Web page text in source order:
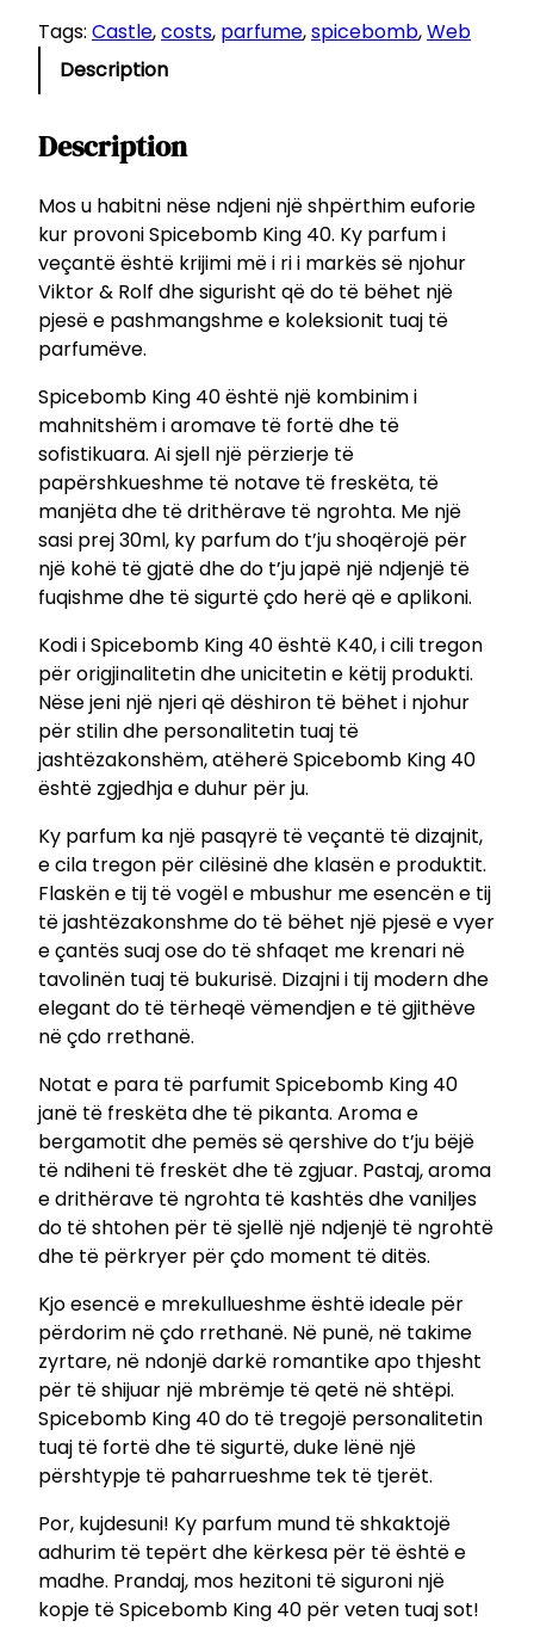
s
:
4
L
.
1
2
L
i
c
o
b
K
i
n
g
4
0
–
N
j
ë
p
a
r
f
m
p
ë
r
t
'
u
m
b
a
j
t
u
r
e
n
d
q
u
a
n
i
t
y
Tags: Castle, costs, parfume, spicebomb, Web
Description
Description
Mos u habitni nëse ndjeni një shpërthim euforie
kur provoni Spicebomb King 40. Ky parfum i
veçantë është krijimi më i ri i markës së njohur
Viktor & Rolf dhe sigurisht që do të bëhet një
pjesë e pashmangshme e koleksionit tuaj të
parfumëve.
Spicebomb King 40 është një kombinim i
mahnitshëm i aromave të fortë dhe të
sofistikuara. Ai sjell një përzierje të
papërshkueshme të notave të freskëta, të
manjëta dhe të drithërave të ngrohta. Me një
sasi prej 30ml, ky parfum do t’ju shoqërojë për
një kohë të gjatë dhe do t’ju japë një ndjenjë të
fuqishme dhe të sigurtë çdo herë që e aplikoni.
Kodi i Spicebomb King 40 është K40, i cili tregon
për origjinalitetin dhe unicitetin e këtij produkti.
Nëse jeni një njeri që dëshiron të bëhet i njohur
për stilin dhe personalitetin tuaj të
jashtëzakonshëm, atëherë Spicebomb King 40
është zgjedhja e duhur për ju.
Ky parfum ka një pasqyrë të veçantë të dizajnit,
e cila tregon për cilësinë dhe klasën e produktit.
Flaskën e tij të vogël e mbushur me esencën e tij
të jashtëzakonshme do të bëhet një pjesë e vyer
e çantës suaj ose do të shfaqet me krenari në
tavolinën tuaj të bukurisë. Dizajni i tij modern dhe
elegant do të tërheqë vëmendjen e të gjithëve
në çdo rrethanë.
Notat e para të parfumit Spicebomb King 40
janë të freskëta dhe të pikanta. Aroma e
bergamotit dhe pemës së qershive do t’ju bëjë
të ndiheni të freskët dhe të zgjuar. Pastaj, aroma
e drithërave të ngrohta të kashtës dhe vaniljes
do të shtohen për të sjellë një ndjenjë të ngrohtë
dhe të përkryer për çdo moment të ditës.
Kjo esencë e mrekullueshme është ideale për
përdorim në çdo rrethanë. Në punë, në takime
zyrtare, në ndonjë darkë romantike apo thjesht
për të shijuar një mbrëmje të qetë në shtëpi.
Spicebomb King 40 do të tregojë personalitetin
tuaj të fortë dhe të sigurtë, duke lënë një
përshtypje të paharrueshme tek të tjerët.
Por, kujdesuni! Ky parfum mund të shkaktojë
adhurim të tepërt dhe kërkesa për të është e
madhe. Prandaj, mos hezitoni të siguroni një
kopje të Spicebomb King 40 për veten tuaj sot!